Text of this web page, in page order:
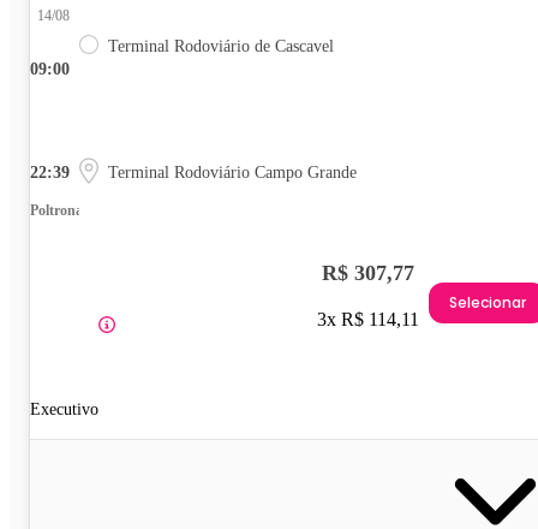
09:00
14/08
Terminal Rodoviário de Cascavel
22:39 Terminal Rodoviário Campo Grande
Poltrona
Executivo
R$ 307,77
3x R$ 114,11
Selecionar